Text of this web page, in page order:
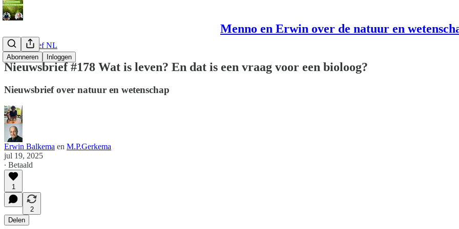
Menno en Erwin over de natuur en
Abonneren Inloggen
Nieuwsbrief NL
Nieuwsbrief #178 Wat is leven? En dat is een vraag voor een bioloog?
Nieuwsbrief over natuur en wetenschap
Erwin Balkema en M.P.Gerkema
jul 19, 2025
∙ Betaald
1
2
Delen